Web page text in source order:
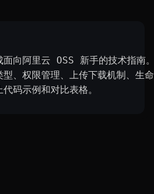
面向阿里云 OSS 新手的技术指南
、权限管理、上传下载机制、生
码示例和对比表格。